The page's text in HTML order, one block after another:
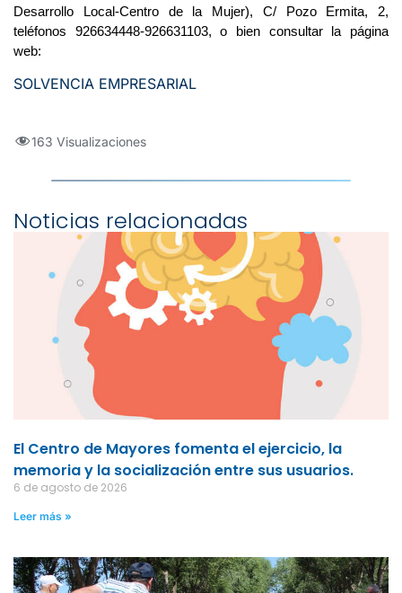
Desarrollo Local-Centro de la Mujer), C/ Pozo Ermita, 2,
teléfonos 926634448-926631103, o bien consultar la página
web:
SOLVENCIA EMPRESARIAL
163 Visualizaciones
Noticias relacionadas
El Centro de Mayores fomenta el ejercicio, la
memoria y la socialización entre sus usuarios.
6 de agosto de 2026
Leer más »